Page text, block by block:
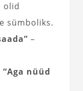
olid
sümboliks.
–
“Aga nüüd